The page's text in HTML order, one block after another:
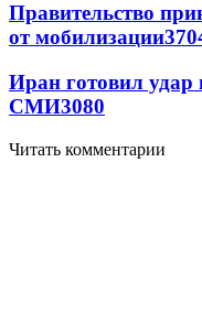
Правительство
от мобилизации
Иран готовил удар
СМИ3080
Читать комментарии